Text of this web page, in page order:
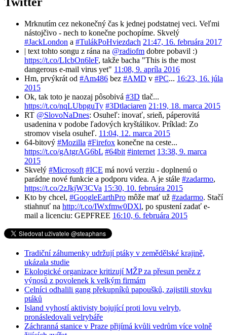
Mrknutím cez nekonečný čas k jednej podstatnej veci. Veľmi
nástojčivo - nech to konečne pochopíme. Skvelý
#JackLondon a #TulákPoHviezdach 21:47, 16. februára 2017
| text tohto songu z rána na @radiofm dobre pobavil :)
https://t.co/LIcbOn6leF, takže bacha "This is the most
dangerous e-mail virus yet" 11:08, 9. apríla 2016
Hm, prvýkrát od #Am486 bez #AMD v #PC... 16:23, 16. júla
2015
Ok, tak toto je naozaj pôsobivá #3D tlač...
https://t.co/nqLUbpguTy #3Dtlaciaren 21:19, 18. marca 2015
RT @SlovoNaDnes: Osuheľ: inovať, srieň, páperovitá
usadenina v podobe ľadových kryštálikov. Príklad: Zo
stromov visela osuheľ. 11:04, 12. marca 2015
64-bitový #Mozilla #Firefox konečne na ceste...
https://t.co/gAtgrAG6bL #64bit #internet 13:38, 9. marca
2015
Skvelý #Microsoft #ICE má novú verziu - doplnenú o
parádne nové funkcie a podporu videa. A je stále #zadarmo,
https://t.co/2zJkjW3CVa 15:30, 10. februára 2015
Kto by chcel, #GoogleEarthPro môže mať už #zadarmo. Stačí
stiahnuť na http://t.co/IWxfmw0DXl, po spustení zadať e-
mail a licenciu: GEPFREE 16:10, 6. februára 2015
Tradiční záhumenky udržují ptáky v zemědělské krajině,
ukázala studie
Ekologické organizace kritizují MŽP za přesun peněz z
výnosů z povolenek k velkým firmám
Celníci odhalili gang překupníků papoušků, zajistili stovku
ptáků
Island vyhostí aktivisty bojující proti lovu velryb,
pronásledovali velrybáře
Záchranná stanice v Praze přijímá kvůli vedrům více volně